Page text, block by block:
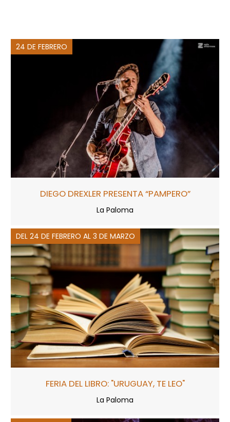
24 DE FEBRERO
DIEGO DREXLER PRESENTA “PAMPERO”
La Paloma
DEL 24 DE FEBRERO AL 3 DE MARZO
FERIA DEL LIBRO: "URUGUAY, TE LEO"
La Paloma